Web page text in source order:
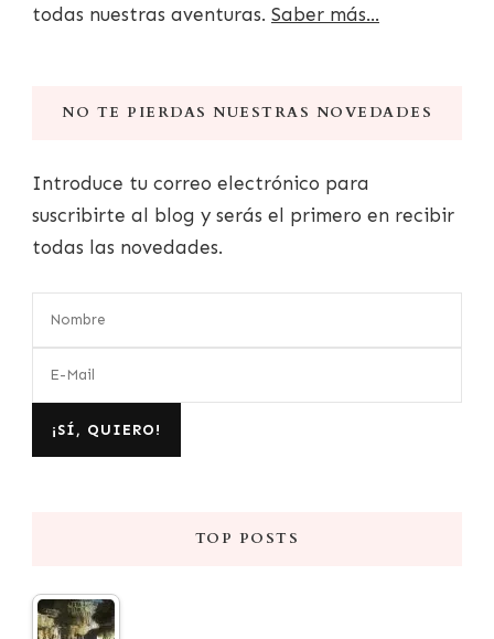
todas nuestras aventuras. Saber más...
NO TE PIERDAS NUESTRAS NOVEDADES
Introduce tu correo electrónico para
suscribirte al blog y serás el primero en recibir
todas las novedades.
TOP POSTS